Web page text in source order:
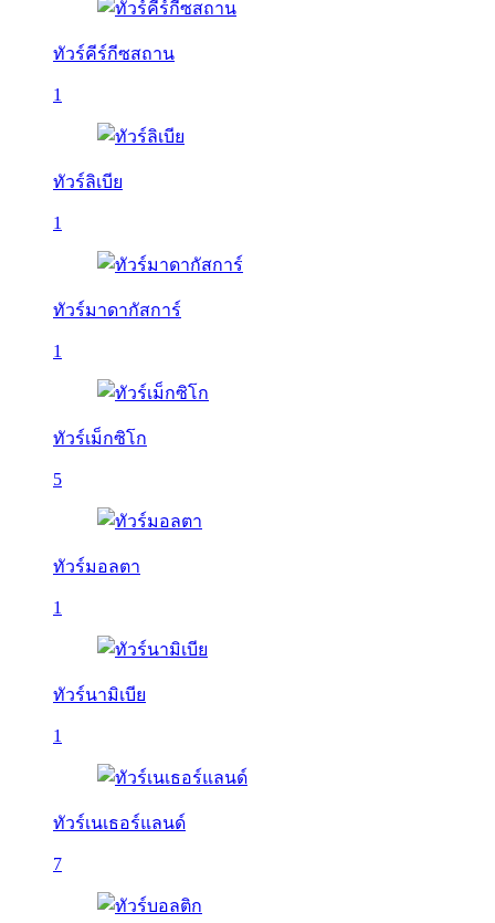
ทัวร์คีร์กีซสถาน
1
ทัวร์ลิเบีย
1
ทัวร์มาดากัสการ์
1
ทัวร์เม็กซิโก
5
ทัวร์มอลตา
1
ทัวร์นามิเบีย
1
ทัวร์เนเธอร์แลนด์
7